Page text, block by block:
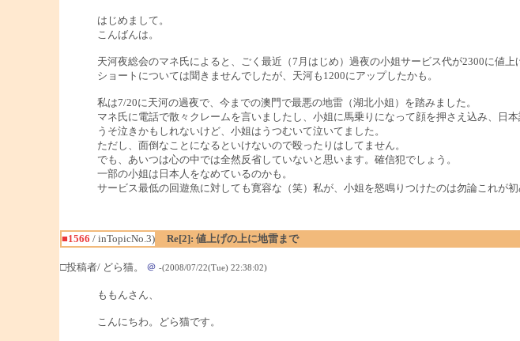
はじめまして。
こんばんは。
天河夜総会のマネ氏によると、ごく最近（7月はじめ）過夜の小姐サービス代が2300に値上
ショートについては聞きませんでしたが、天河も1200にアップしたかも。
私は7/20に天河の過夜で、今までの澳門で最悪の地雷（湖北小姐）を踏みました。
マネ氏に電話で散々クレームを言いましたし、小姐に馬乗りになって顔を押さえ込み、日
うそ泣きかもしれないけど、小姐はうつむいて泣いてました。
ただし、面倒なことになるといけないので殴ったりはしてません。
でも、あいつは心の中では全然反省していないと思います。確信犯でしょう。
一部の小姐は日本人をなめているのかも。
サービス最低の回遊魚に対しても寛容な（笑）私が、小姐を怒鳴りつけたのは勿論これが初
■1566 / inTopicNo.3)
Re[2]: 値上げの上に地雷まで
□投稿者/ どら猫。 ＠ -(2008/07/22(Tue) 22:38:02)
ももんさん、
こんにちわ。どら猫です。